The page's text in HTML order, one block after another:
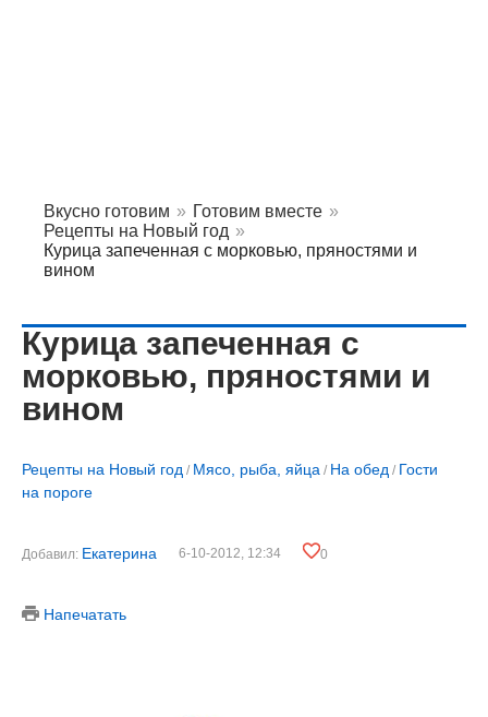
Вкусно готовим » Готовим вместе »
Рецепты на Новый год »
Курица запеченная с морковью, пряностями и
вином
Курица запеченная с
морковью, пряностями и
вином
Рецепты на Новый год / Мясо, рыба, яйца / На обед / Гости
на пороге
Добавил: Екатерина 6-10-2012, 12:34 0
Напечатать